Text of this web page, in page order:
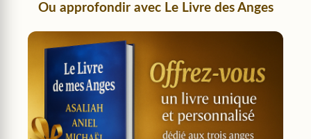
Ou approfondir avec Le Livre des Anges